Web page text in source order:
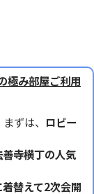
極み部屋ご利用
ずは、 ロビー
善寺横丁の人気
替えて2次会開